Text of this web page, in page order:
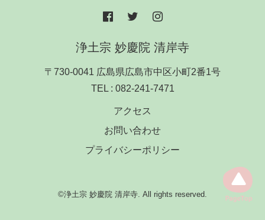
浄土宗 妙慶院 清岸寺
〒730-0041 広島県広島市中区小町2番1号
TEL : 082-241-7471
アクセス
お問い合わせ
プライバシーポリシー
©浄土宗 妙慶院 清岸寺. All rights reserved.